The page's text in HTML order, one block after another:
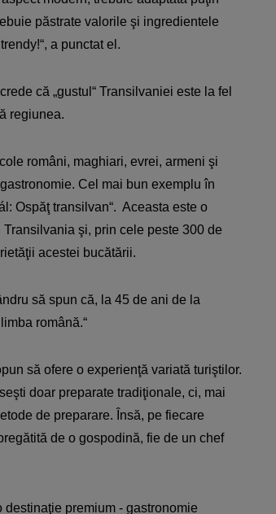
păstrate valorile şi ingredientele
a punctat el.
că „gustul“ Transilvaniei este la fel
regiunea.
români, maghiari, evrei, armeni şi
Cel mai bun exemplu în
Ospăţ transilvan“. Aceasta este o
şi, prin cele peste 300 de
acestei bucătării.
să spun că, la 45 de ani de la
română.“
să ofere o experienţă variată turiştilor.
doar preparate tradiţionale, ci, mai
de preparare. Însă, pe fiecare
de o gospodină, fie de un chef
premium - gastronomie